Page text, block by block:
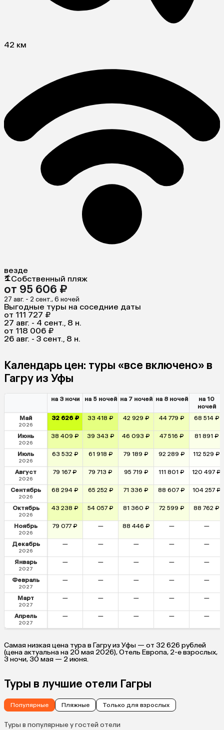
42 км
везде
Собственный пляж
от 95 606 ₽
27 авг. - 2 сент., 6 ночей
Выгодные туры на соседние даты
от 111 727 ₽
27 авг. - 4 сент., 8 н.
от 118 006 ₽
26 авг. - 3 сент., 8 н.
Календарь цен: туры «все включено» в
Гагру из Уфы
на 3 ночи на 5 ночей на 7 ночей на 8 ночей
на 10
ночей
Май
2026
32 626 ₽ 33 418 ₽ 42 929 ₽ 44 779 ₽ 68 514 ₽
Июнь
2026
38 409 ₽ 39 343 ₽ 46 093 ₽ 47 516 ₽ 81 891 ₽
Июль
2026
63 532 ₽ 61 918 ₽ 79 189 ₽ 92 289 ₽ 112 529 ₽
Август
2026
79 167 ₽ 79 713 ₽ 95 719 ₽ 111 801 ₽ 120 497 ₽
Сентябрь
2026
68 294 ₽ 65 252 ₽ 71 336 ₽ 88 607 ₽ 104 257 ₽
Октябрь
2026
43 238 ₽ 54 057 ₽ 81 360 ₽ 72 599 ₽ 88 762 ₽
Ноябрь
2026
79 077 ₽ — 88 446 ₽ — —
Декабрь
2026
— — — — —
Январь
2027
— — — — —
Февраль
2027
— — — — —
Март
2027
— — — — —
Апрель
2027
— — — — —
Самая низкая цена тура в Гагру из Уфы — от 32 626 рублей
(цена актуальна на 20 мая 2026), Отель Европа, 2-е взрослых,
3 ночи, 30 мая — 2 июня.
Туры в лучшие отели Гагры
Популярные Пляжные Только для взрослых
Туры в популярные у гостей отели